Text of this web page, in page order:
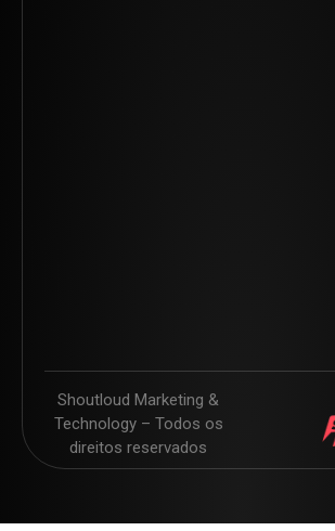
Shoutloud Marketing &
Technology – Todos os
direitos reservados